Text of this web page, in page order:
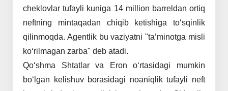
cheklovlar tufayli kuniga 14 million barreldan ortiq
neftning
mintaqadan chiqib ketishiga
to‘sqinlik
qilinmoqda. Agentlik bu vaziyatni "ta’minotga misli
ko‘rilmagan zarba" deb atadi.
Qo‘shma
Shtatlar va Eron o‘rtasidagi
mumkin
bo‘lgan
kelishuv borasidagi noaniqlik tufayli neft